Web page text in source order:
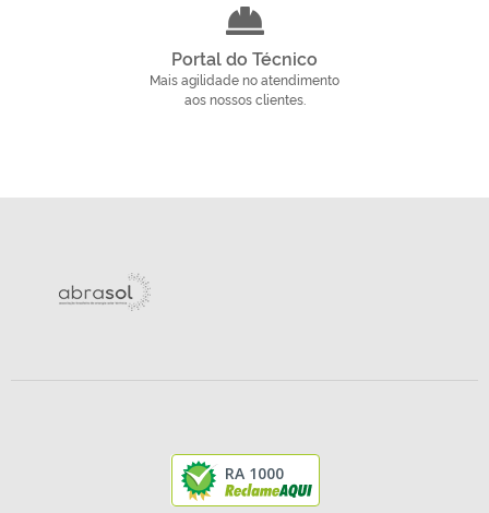
Portal do Técnico
Mais agilidade no atendimento
aos nossos clientes.
RA 1000